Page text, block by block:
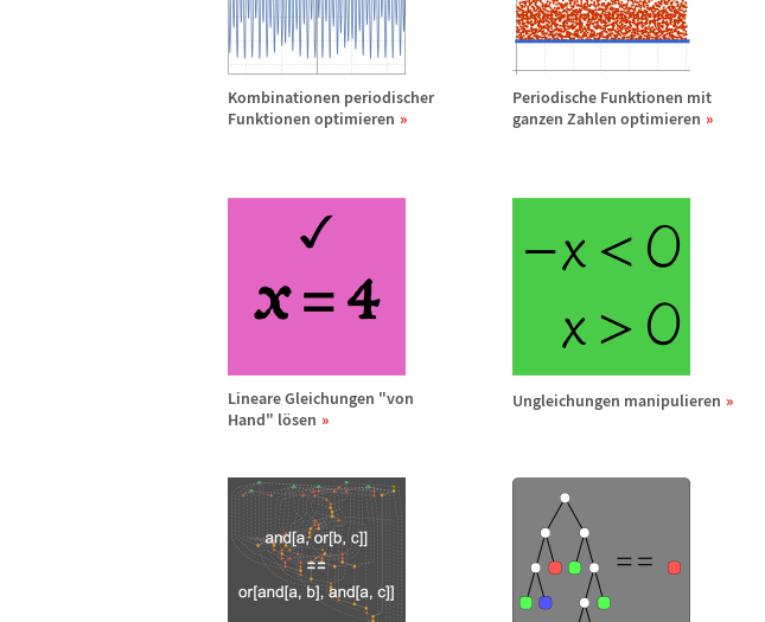
Kombinationen periodischer
Funktionen optimieren
Periodische Funktionen mit
ganzen Zahlen optimieren
Lineare Gleichungen "von
Hand" lösen
Ungleichungen manipulieren